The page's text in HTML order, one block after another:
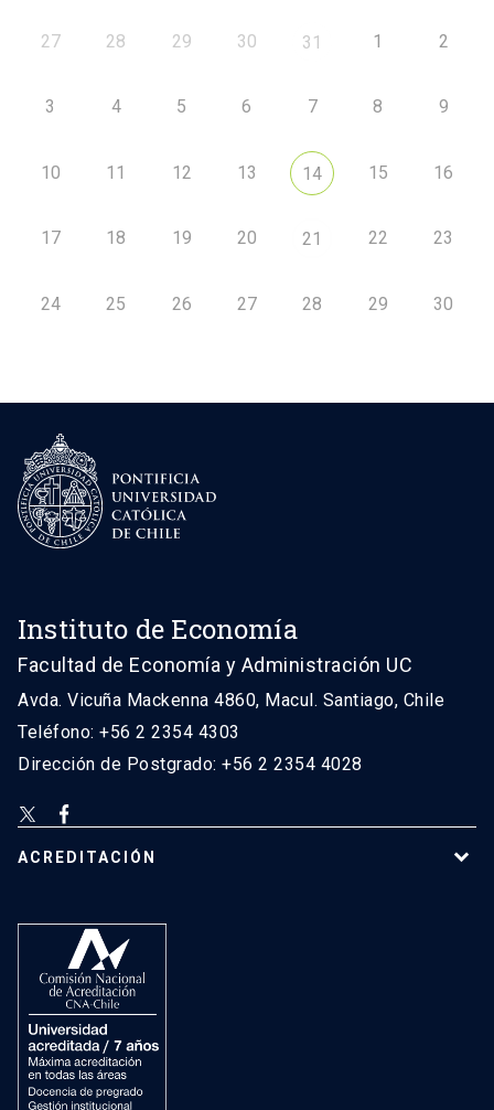
27 28 29 30 31 1 2
3 4 5 6 7 8 9
10 11 12 13 14 15 16
17 18 19 20 21 22 23
24 25 26 27 28 29 30
Instituto de Economía
Facultad de Economía y Administración UC
Avda. Vicuña Mackenna 4860, Macul. Santiago, Chile
Teléfono: +56 2 2354 4303
Dirección de Postgrado: +56 2 2354 4028
ACREDITACIÓN